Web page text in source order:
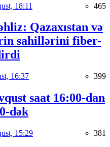
18:11 465
Qazaxıstan və
sahillərini fiber-
16:37 399
saat 16:00-dan
dək
15:29 381